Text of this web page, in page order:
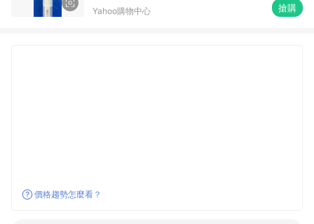
Yahoo購物中心 搶購
價格趨勢怎麼看？